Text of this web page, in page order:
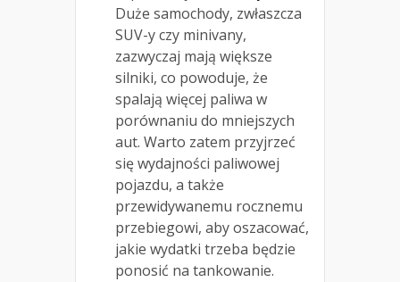
Duże samochody, zwłaszcza
SUV-y czy minivany,
zazwyczaj mają większe
silniki, co powoduje, że
spalają więcej paliwa w
porównaniu do mniejszych
aut. Warto zatem przyjrzeć
się wydajności paliwowej
pojazdu, a także
przewidywanemu rocznemu
przebiegowi, aby oszacować,
jakie wydatki trzeba będzie
ponosić na tankowanie.